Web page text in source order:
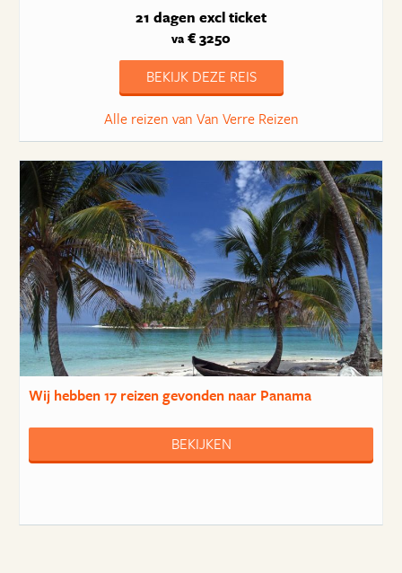
21 dagen excl ticket
va € 3250
BEKIJK DEZE REIS
Alle reizen van Van Verre Reizen
Wij hebben17 reizengevonden naar Panama
BEKIJKEN